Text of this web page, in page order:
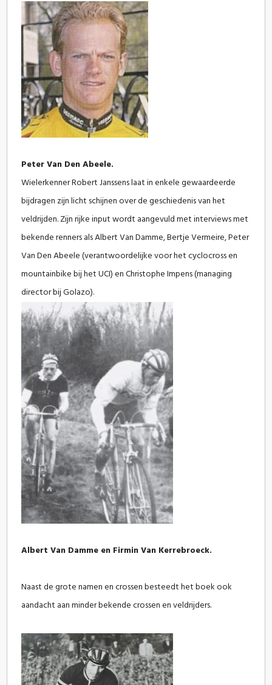
Peter Van Den Abeele.
Wielerkenner Robert Janssens laat in enkele gewaardeerde
bijdragen zijn licht schijnen over de geschiedenis van het
veldrijden. Zijn rijke input wordt aangevuld met interviews met
bekende renners als Albert Van Damme, Bertje Vermeire, Peter
Van Den Abeele (verantwoordelijke voor het cyclocross en
mountainbike bij het UCI) en Christophe Impens (managing
director bij Golazo).
Albert Van Damme en Firmin Van Kerrebroeck.
Naast de grote namen en crossen besteedt het boek ook
aandacht aan minder bekende crossen en veldrijders.